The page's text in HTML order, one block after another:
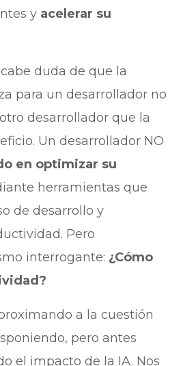
y acelerar su
duda de que la
para un desarrollador no
desarrollador que la
Un desarrollador NO
en optimizar su
herramientas que
de desarrollo y
Pero
interrogante: ¿Cómo
a la cuestión
pero antes
el impacto de la IA. Nos